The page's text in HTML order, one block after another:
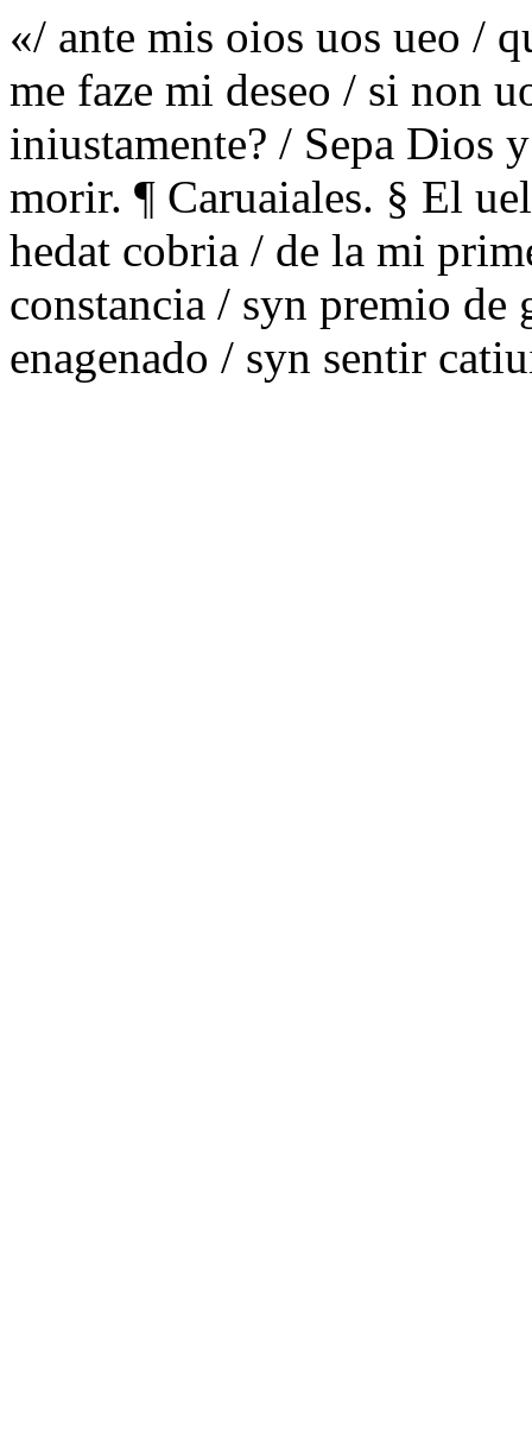
«/ ante mis oios uos ueo /
me faze mi deseo / si non
iniustamente? / Sepa Dios
morir. ¶ Caruaiales. § El
hedat cobria / de la mi
constancia / syn premio
enagenado / syn sentir